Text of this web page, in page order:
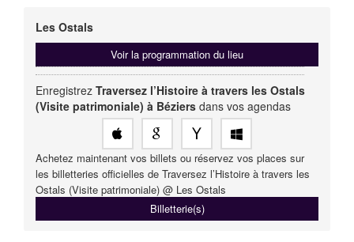
Les Ostals
Voir la programmation du lieu
Enregistrez Traversez l’Histoire à travers les Ostals
(Visite patrimoniale) à Béziers dans vos agendas
Achetez maintenant vos billets ou réservez vos places sur
les billetteries officielles de Traversez l’Histoire à travers les
Ostals (Visite patrimoniale) @ Les Ostals
Billetterie(s)